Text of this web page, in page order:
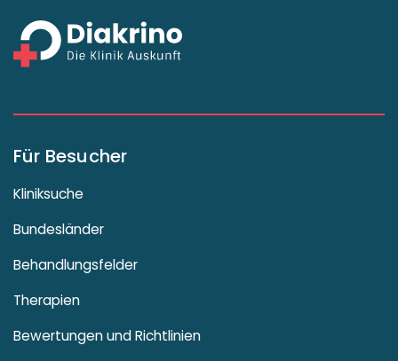
Für Besucher
Kliniksuche
Bundesländer
Behandlungsfelder
Therapien
Bewertungen und Richtlinien